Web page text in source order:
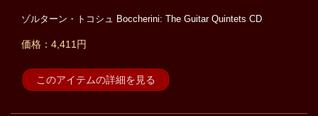
ゾルターン・トコシュ Boccherini: The Guitar Quintets CD
価格：4,411円
このアイテムの詳細を見る